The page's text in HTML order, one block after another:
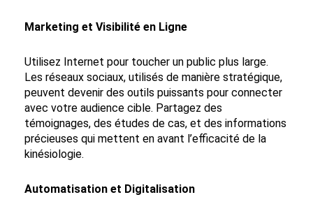
Marketing et Visibilité en Ligne
Utilisez Internet pour toucher un public plus large.
Les réseaux sociaux, utilisés de manière stratégique,
peuvent devenir des outils puissants pour connecter
avec votre audience cible. Partagez des
témoignages, des études de cas, et des informations
précieuses qui mettent en avant l’efficacité de la
kinésiologie.
Automatisation et Digitalisation